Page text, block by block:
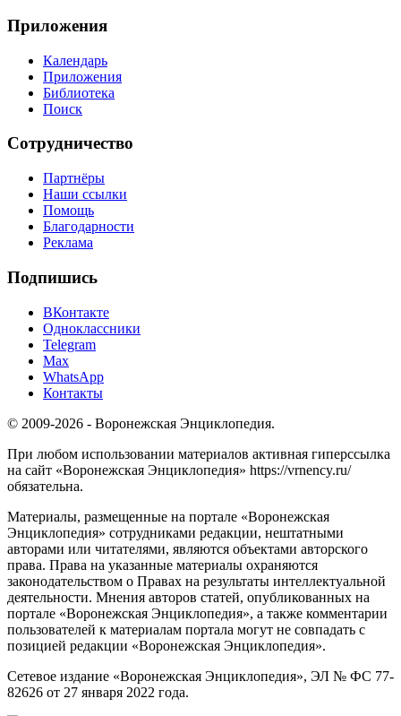
Приложения
Календарь
Приложения
Библиотека
Поиск
Сотрудничество
Партнёры
Наши ссылки
Помощь
Благодарности
Реклама
Подпишись
ВКонтакте
Одноклассники
Telegram
Max
WhatsApp
Контакты
© 2009-2026 - Воронежская Энциклопедия.
При любом использовании материалов активная гиперссылка
на сайт «Воронежская Энциклопедия» https://vrnency.ru/
обязательна.
Материалы, размещенные на портале «Воронежская
Энциклопедия» сотрудниками редакции, нештатными
авторами или читателями, являются объектами авторского
права. Права на указанные материалы охраняются
законодательством о Правах на результаты интеллектуальной
деятельности. Мнения авторов статей, опубликованных на
портале «Воронежская Энциклопедия», а также комментарии
пользователей к материалам портала могут не совпадать с
позицией редакции «Воронежская Энциклопедия».
Сетевое издание «Воронежская Энциклопедия», ЭЛ № ФС 77-
82626 от 27 января 2022 года.